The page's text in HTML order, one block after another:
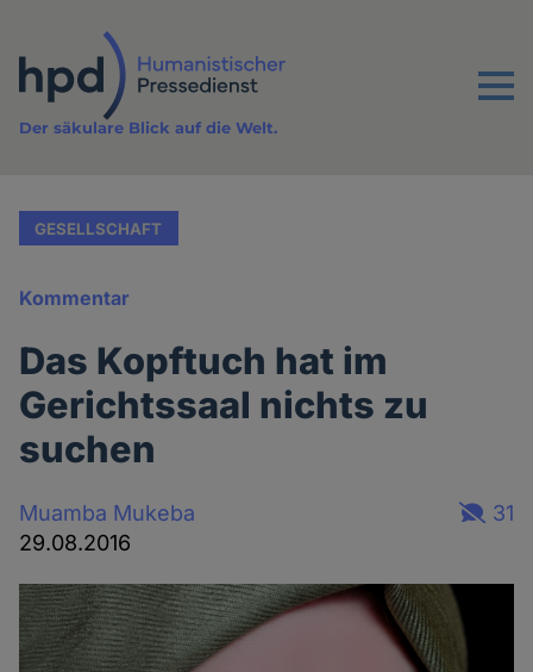
Inhalt
Menu
Der säkulare Blick auf die Welt.
GESELLSCHAFT
Kommentar
Das Kopftuch hat im
Gerichtssaal nichts zu
suchen
Muamba Mukeba
29.08.2016
31